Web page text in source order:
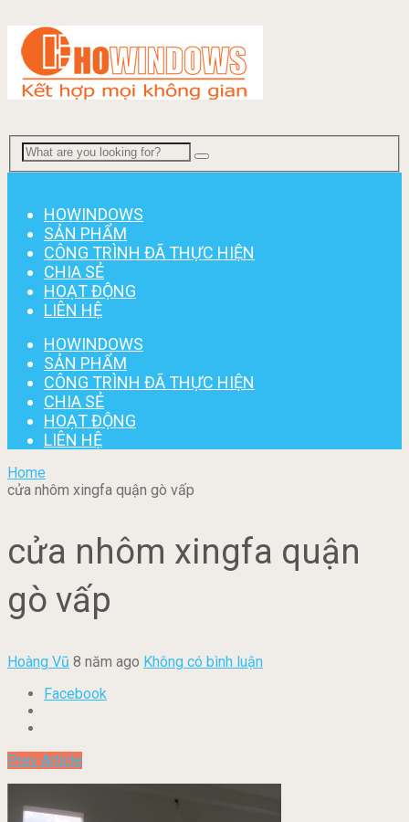
HOWINDOWS
SẢN PHẨM
CÔNG TRÌNH ĐÃ THỰC HIỆN
CHIA SẺ
HOẠT ĐỘNG
LIÊN HỆ
HOWINDOWS
SẢN PHẨM
CÔNG TRÌNH ĐÃ THỰC HIỆN
CHIA SẺ
HOẠT ĐỘNG
LIÊN HỆ
Home
cửa nhôm xingfa quận gò vấp
cửa nhôm xingfa quận
gò vấp
Hoàng Vũ 8 năm ago Không có bình luận
Facebook
Prev Article